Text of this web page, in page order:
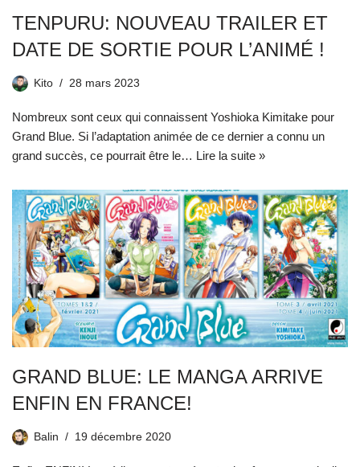
TENPURU: NOUVEAU TRAILER ET
DATE DE SORTIE POUR L’ANIMÉ !
Kito 28 mars 2023
Nombreux sont ceux qui connaissent Yoshioka Kimitake pour
Grand Blue. Si l’adaptation animée de ce dernier a connu un
grand succès, ce pourrait être le… Lire la suite »
GRAND BLUE: LE MANGA ARRIVE
ENFIN EN FRANCE!
Balin 19 décembre 2020